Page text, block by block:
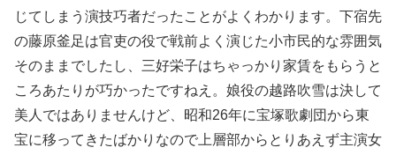
じてしまう演技巧者だったことがよくわかります。下宿先
の藤原釜足は官吏の役で戦前よく演じた小市民的な雰囲気
そのままでしたし、三好栄子はちゃっかり家賃をもらうと
ころあたりが巧かったですねえ。娘役の越路吹雪は決して
美人ではありませんけど、昭和26年に宝塚歌劇団から東
宝に移ってきたばかりなので上層部からとりあえず主演女